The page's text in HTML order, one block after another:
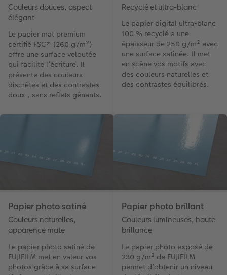
Couleurs douces, aspect
élégant
Le papier mat premium
certifié FSC® (260 g/m²)
offre une surface veloutée
qui facilite l’écriture. Il
présente des couleurs
discrètes et des contrastes
doux , sans reflets gênants.
Recyclé et ultra-blanc
Le papier digital ultra-blanc
100 % recyclé a une
épaisseur de 250 g/m² avec
une surface satinée. Il met
en scène vos motifs avec
des couleurs naturelles et
des contrastes équilibrés.
Papier photo satiné
Couleurs naturelles,
apparence mate
Le papier photo satiné de
FUJIFILM met en valeur vos
photos grâce à sa surface
Papier photo brillant
Couleurs lumineuses, haute
brillance
Le papier photo exposé de
230 g/m² de FUJIFILM
permet d’obtenir un niveau